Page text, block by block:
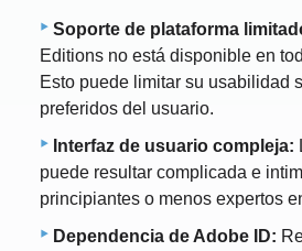
Soporte de plataforma
Editions no está disponible en
Esto puede limitar su usabilidad
preferidos del usuario.
Interfaz de usuario compleja:
puede resultar complicada e
principiantes o menos expertos
Dependencia de Adobe ID: